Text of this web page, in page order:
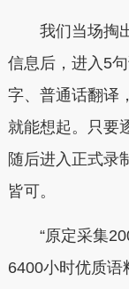
我们当场掏出
信息后，进入5
字、普通话翻译
就能想起。只要
随后进入正式录
皆可。
“原定采集
6400小时优质语